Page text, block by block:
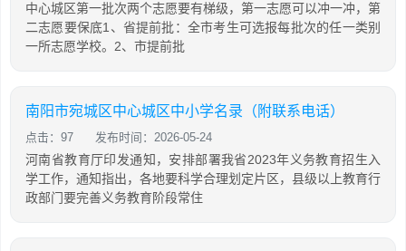
中心城区第一批次两个志愿要有梯级，第一志愿可以冲一冲，第
二志愿要保底1、省提前批：全市考生可选报每批次的任一类别
一所志愿学校。2、市提前批
南阳市宛城区中心城区中小学名录（附联系电话）
点击：97 发布时间：2026-05-24
河南省教育厅印发通知，安排部署我省2023年义务教育招生入
学工作，通知指出，各地要科学合理划定片区，县级以上教育行
政部门要完善义务教育阶段常住